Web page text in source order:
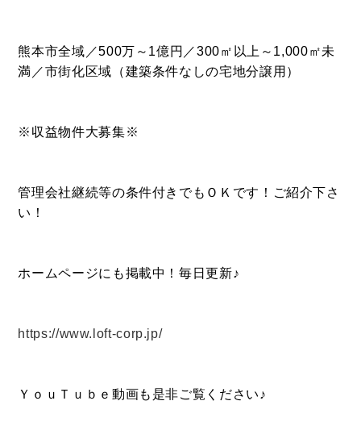
熊本市全域／500万～1億円／300㎡以上～1,000㎡未
満／市街化区域（建築条件なしの宅地分譲用）
※収益物件大募集※
管理会社継続等の条件付きでもＯＫです！ご紹介下さ
い！
ホームページにも掲載中！毎日更新♪
https://www.loft-corp.jp/
ＹｏｕＴｕｂｅ動画も是非ご覧ください♪